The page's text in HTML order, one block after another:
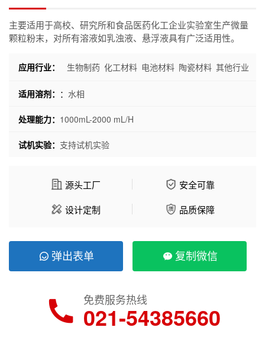
主要适用于高校、研究所和食品医药化工企业实验室生产微量
颗粒粉末，对所有溶液如乳浊液、悬浮液具有广泛适用性。
应用行业： 生物制药 化工材料 电池材料 陶瓷材料 其他行业
适用溶剂： ： 水相
处理能力： 1000mL-2000 mL/H
试机实验： 支持试机实验
源头工厂
安全可靠
设计定制
品质保障
弹出表单 复制微信
免费服务热线
021-54385660